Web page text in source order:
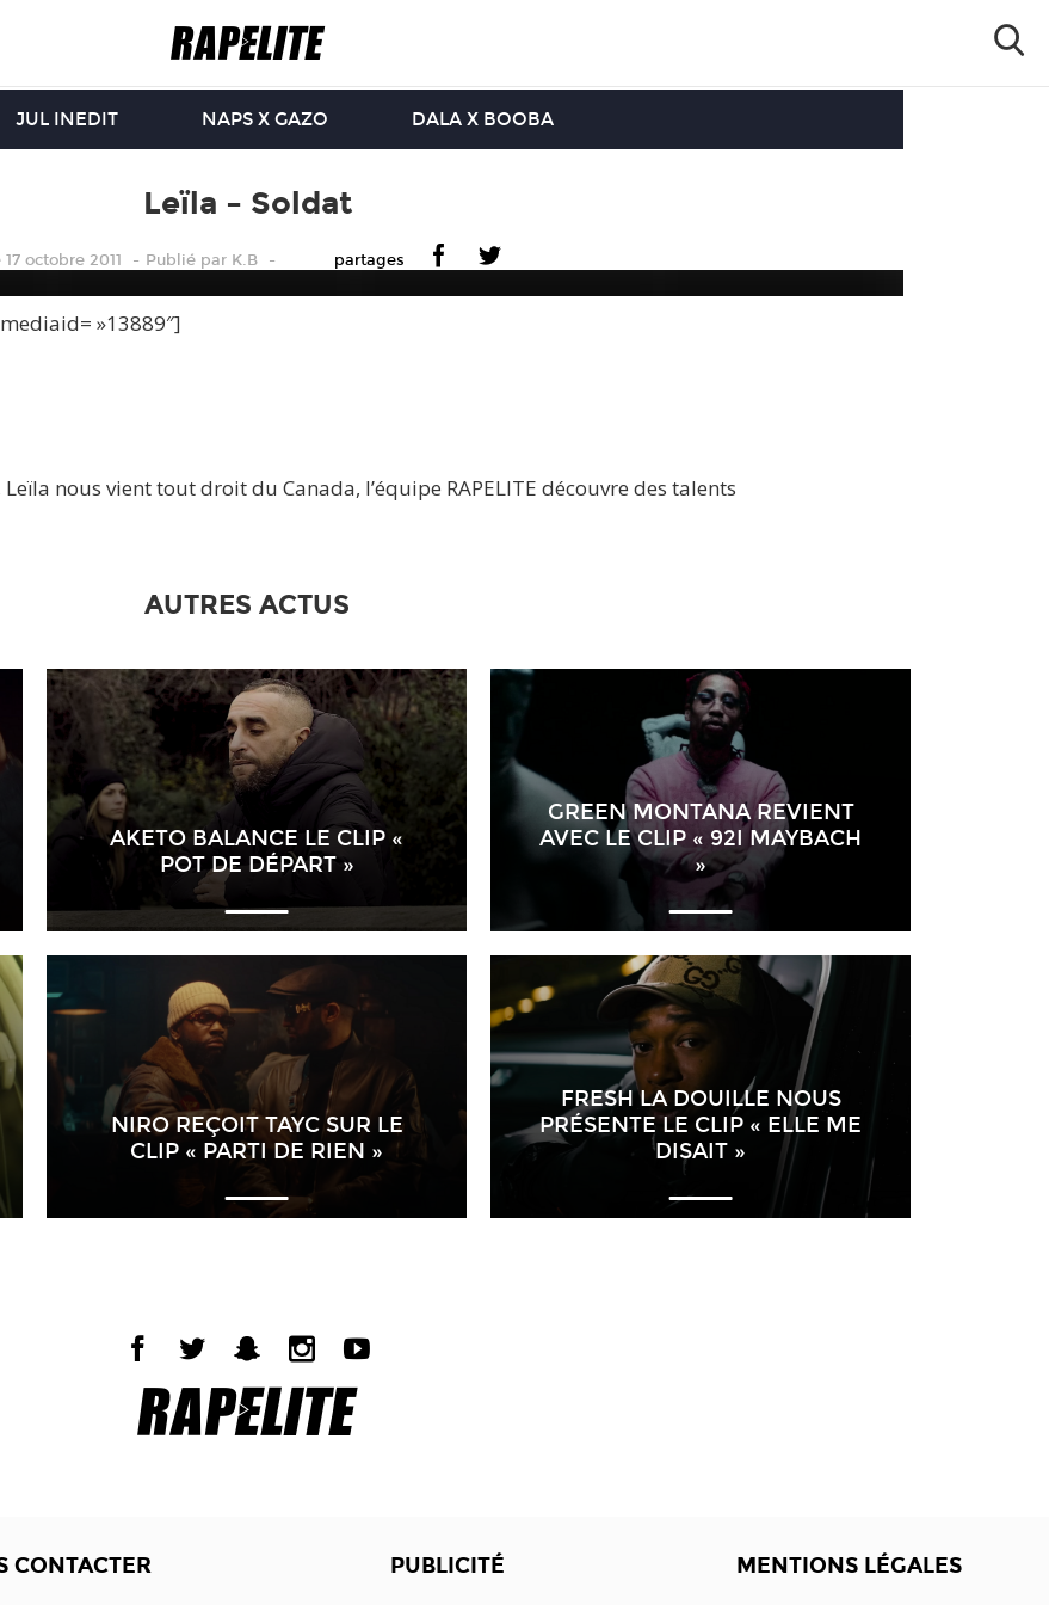
JUL INEDIT NAPS X GAZO DALA X BOOBA
Leïla – Soldat
17 octobre 2011 Publié par K.B partages
»13889″]
nous vient tout droit du Canada, l’équipe RAPELITE découvre des talents
AUTRES ACTUS
AKETO BALANCE LE CLIP «
POT DE DÉPART »
GREEN MONTANA REVIENT
AVEC LE CLIP « 92I MAYBACH
»
NIRO REÇOIT TAYC SUR LE
CLIP « PARTI DE RIEN »
FRESH LA DOUILLE NOUS
PRÉSENTE LE CLIP « ELLE ME
DISAIT »
CONTACTER PUBLICITÉ MENTIONS LÉGALES